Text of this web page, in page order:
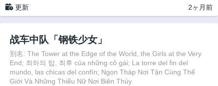
更新 2ヶ月前
战车中队「钢铁少女」
別名: The Tower at the Edge of the World, the Girls at the Very
End; 최하의 탑, 최후 của những cô gái; La torre del fin del
mundo, las chicas del confín; Ngọn Tháp Nơi Tận Cùng Thế
Giới Và Những Thiếu Nữ Nơi Biên Thùy